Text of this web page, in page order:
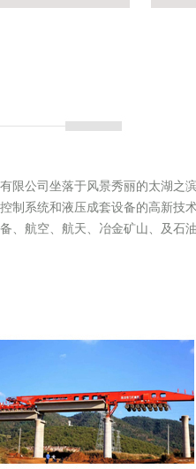
限公司坐落于风景秀丽的太湖之
制系统和液压成套设备的高新技
、航空、航天、冶金矿山、及石